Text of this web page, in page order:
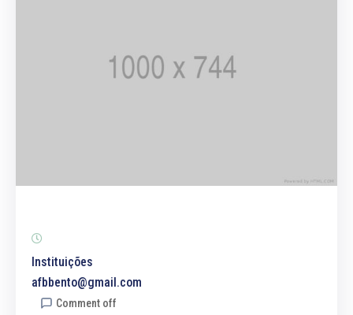
Instituições
afbbento@gmail.com
Comment off